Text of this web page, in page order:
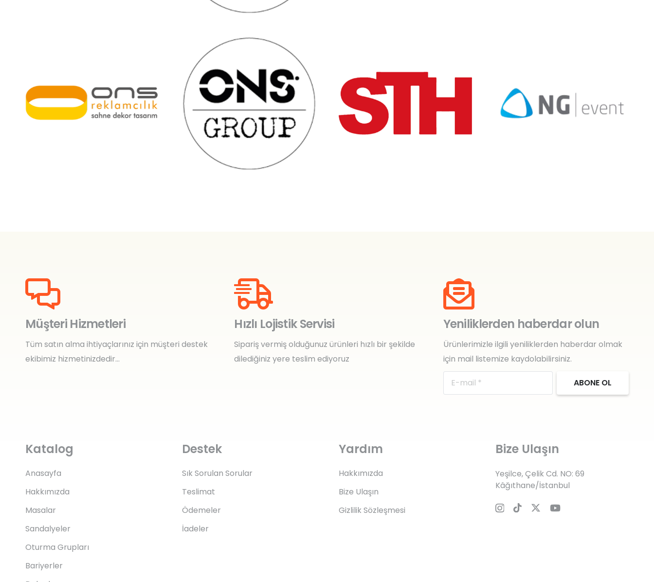
Müşteri Hizmetleri
Tüm satın alma ihtiyaçlarınız için müşteri destek
ekibimiz hizmetinizdedir…
Hızlı Lojistik Servisi
Sipariş vermiş olduğunuz ürünleri hızlı bir şekilde
dilediğiniz yere teslim ediyoruz
Yeniliklerden haberdar olun
Ürünlerimizle ilgili yeniliklerden haberdar olmak
için mail listemize kaydolabilirsiniz.
ABONE OL
Katalog
Anasayfa
Hakkımızda
Masalar
Sandalyeler
Oturma Grupları
Bariyerler
Destek
Sık Sorulan Sorular
Teslimat
Ödemeler
İadeler
Yardım
Hakkımızda
Bize Ulaşın
Gizlilik Sözleşmesi
Bize Ulaşın
Yeşilce, Çelik Cd. NO: 69
Kâğıthane/İstanbul